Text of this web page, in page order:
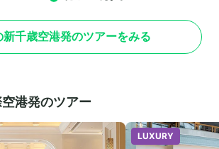
新千歳空港発のツアーをみる
港発のツアー
LUXURY